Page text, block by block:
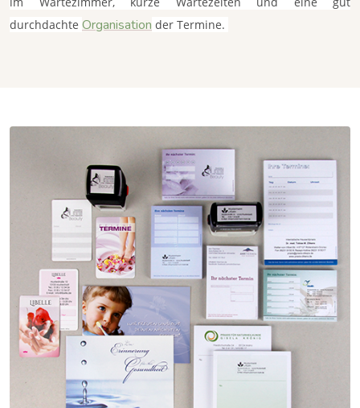
durchdachte Organisation der Termine.